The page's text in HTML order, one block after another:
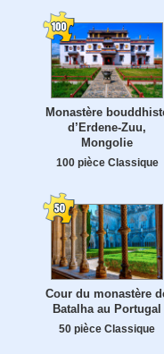
Monastère
d’Erdene-Zuu,
Mongolie
100 pièce Classique
Cour du monastère
Batalha au Portugal
50 pièce Classique